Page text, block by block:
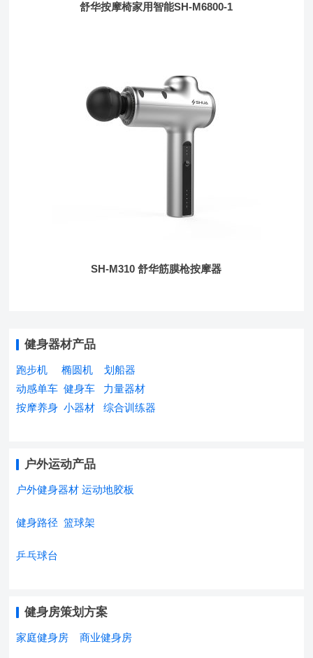
舒华按摩椅家用智能SH-M6800-1
SH-M310 舒华筋膜枪按摩器
健身器材产品
跑步机 椭圆机
划船器
动感单车 健身车
力量器材
按摩养身 小器材 综合训练器
户外运动产品
户外健身器材 运动地胶板
健身路径 篮球架
乒乓球台
健身房策划方案
家庭健身房 商业健身房